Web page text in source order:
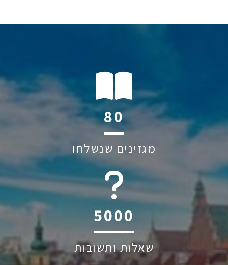
114
מגזינים שנשלחו
6044
שאלות ותשובות